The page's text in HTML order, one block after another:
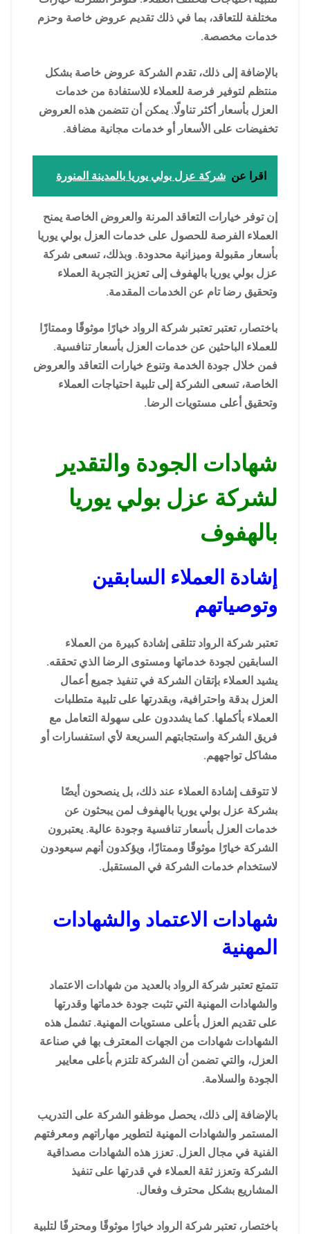
مختلفة للتعاقد، بما في ذلك تقديم عروض خاصة وحزم
خدمات مخصصة.
بالإضافة إلى ذلك، تقدم الشركة عروض خاصة بشكل
منتظم لتوفير فرصة للعملاء للاستفادة من خدمات
العزل بأسعار أكثر تناولًا. يمكن أن تتضمن هذه العروض
تخفيضات على الأسعار أو خدمات مجانية مضافة.
اقرا عن شركة عزل بولي يوريا بالمدينة المنورة
إن توفر خيارات التعاقد المرنة والعروض الخاصة يمنح
العملاء الفرصة للحصول على خدمات العزل بولي يوريا
بأسعار مقبولة وميزانية محدودة. وبذلك، تسعى شركة
عزل بولي يوريا بالهفوف إلى تعزيز التجربة العملاء
وتحقيق رضا تام عن الخدمات المقدمة.
باختصار، تعتبر تعتبر شركة الرواد خيارًا موثوقًا وممتازًا
للعملاء الباحثين عن خدمات العزل بأسعار تنافسية.
فمن خلال جودة الخدمة وتنوع خيارات التعاقد والعروض
الخاصة، تسعى الشركة إلى تلبية احتياجات العملاء
وتحقيق أعلى مستويات الرضا.
شهادات الجودة والتقدير
لشركة عزل بولي يوريا
بالهفوف
إشادة العملاء السابقين
وتوصياتهم
تعتبر شركة الرواد تتلقى إشادة كبيرة من العملاء
السابقين لجودة خدماتها ومستوى الرضا الذي تحققه.
يشيد العملاء بإتقان الشركة في تنفيذ جميع أعمال
العزل بدقة واحترافية، وبقدرتها على تلبية متطلبات
العملاء بأكملها. كما يشددون على سهولة التعامل مع
فريق الشركة واستجابتهم السريعة لأي استفسارات أو
مشاكل تواجههم.
لا تتوقف إشادة العملاء عند ذلك، بل ينصحون أيضًا
بشركة عزل بولي يوريا بالهفوف لمن يبحثون عن
خدمات العزل بأسعار تنافسية وجودة عالية. يعتبرون
الشركة خيارًا موثوقًا وممتازًا، ويؤكدون أنهم سيعودون
لاستخدام خدمات الشركة في المستقبل.
شهادات الاعتماد والشهادات
المهنية
تتمتع تعتبر شركة الرواد بالعديد من شهادات الاعتماد
والشهادات المهنية التي تثبت جودة خدماتها وقدرتها
على تقديم العزل بأعلى مستويات المهنية. تشمل هذه
الشهادات شهادات من الجهات المعترف بها في صناعة
العزل، والتي تضمن أن الشركة تلتزم بأعلى معايير
الجودة والسلامة.
بالإضافة إلى ذلك، يحصل موظفو الشركة على التدريب
المستمر والشهادات المهنية لتطوير مهاراتهم ومعرفتهم
الفنية في مجال العزل. تعزز هذه الشهادات مصداقية
الشركة وتعزز ثقة العملاء في قدرتها على تنفيذ
المشاريع بشكل محترف وفعال.
باختصار، تعتبر شركة الرواد خيارًا موثوقًا ومحترفًا لتلبية